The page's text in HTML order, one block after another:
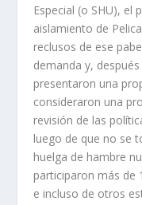
Especial (o SHU), el
aislamiento de
reclusos de ese
demanda y,
presentaron una
consideraron una
revisión de las
luego de que no se
huelga de hambre
participaron más de
e incluso de otros